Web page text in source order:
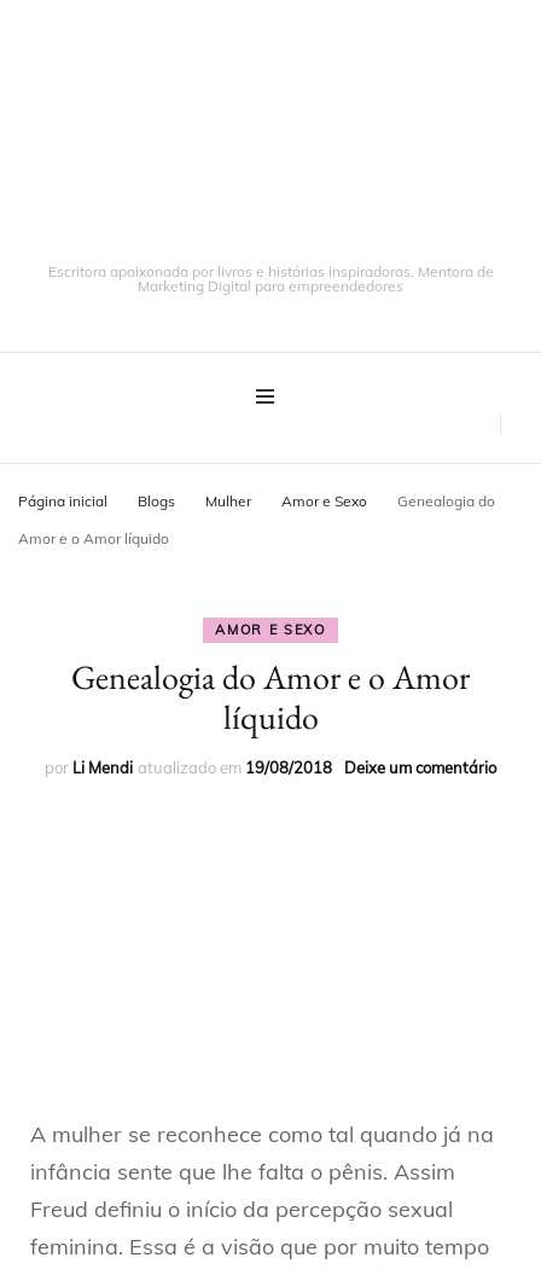
Escritora apaixonada por livros e histórias inspiradoras. Mentora de
Marketing Digital para empreendedores
Página inicial Blogs Mulher Amor e Sexo Genealogia do
Amor e o Amor líquido
AMOR E SEXO
Genealogia do Amor e o Amor
líquido
por Li Mendi atualizado em 19/08/2018 Deixe um comentário
A mulher se reconhece como tal quando já na
infância sente que lhe falta o pênis. Assim
Freud definiu o início da percepção sexual
feminina. Essa é a visão que por muito tempo